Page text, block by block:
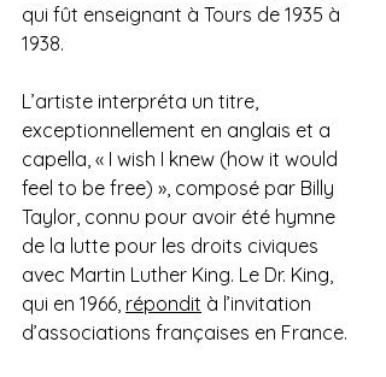
qui fût enseignant à Tours de 1935 à
1938.
L’artiste interpréta un titre,
exceptionnellement en anglais et a
capella, « I wish I knew (how it would
feel to be free) », composé par Billy
Taylor, connu pour avoir été hymne
de la lutte pour les droits civiques
avec Martin Luther King. Le Dr. King,
qui en 1966, répondit à l’invitation
d’associations françaises en France.